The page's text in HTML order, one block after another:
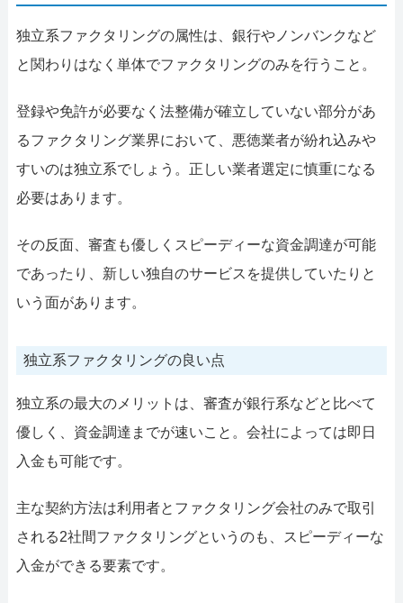
独立系ファクタリングの属性は、銀行やノンバンクなど
と関わりはなく単体でファクタリングのみを行うこと。
登録や免許が必要なく法整備が確立していない部分があ
るファクタリング業界において、悪徳業者が紛れ込みや
すいのは独立系でしょう。正しい業者選定に慎重になる
必要はあります。
その反面、審査も優しくスピーディーな資金調達が可能
であったり、新しい独自のサービスを提供していたりと
いう面があります。
独立系ファクタリングの良い点
独立系の最大のメリットは、審査が銀行系などと比べて
優しく、資金調達までが速いこと。会社によっては即日
入金も可能です。
主な契約方法は利用者とファクタリング会社のみで取引
される2社間ファクタリングというのも、スピーディーな
入金ができる要素です。